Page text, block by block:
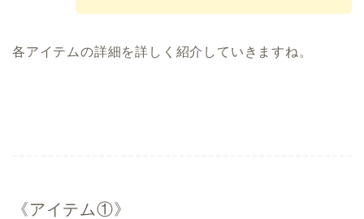
各アイテムの詳細を詳しく紹介していきますね。
《アイテム①》